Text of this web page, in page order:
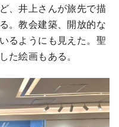
、井上さんが旅先で描
。教会建築、開放的な
るようにも見えた。聖
た絵画もある。